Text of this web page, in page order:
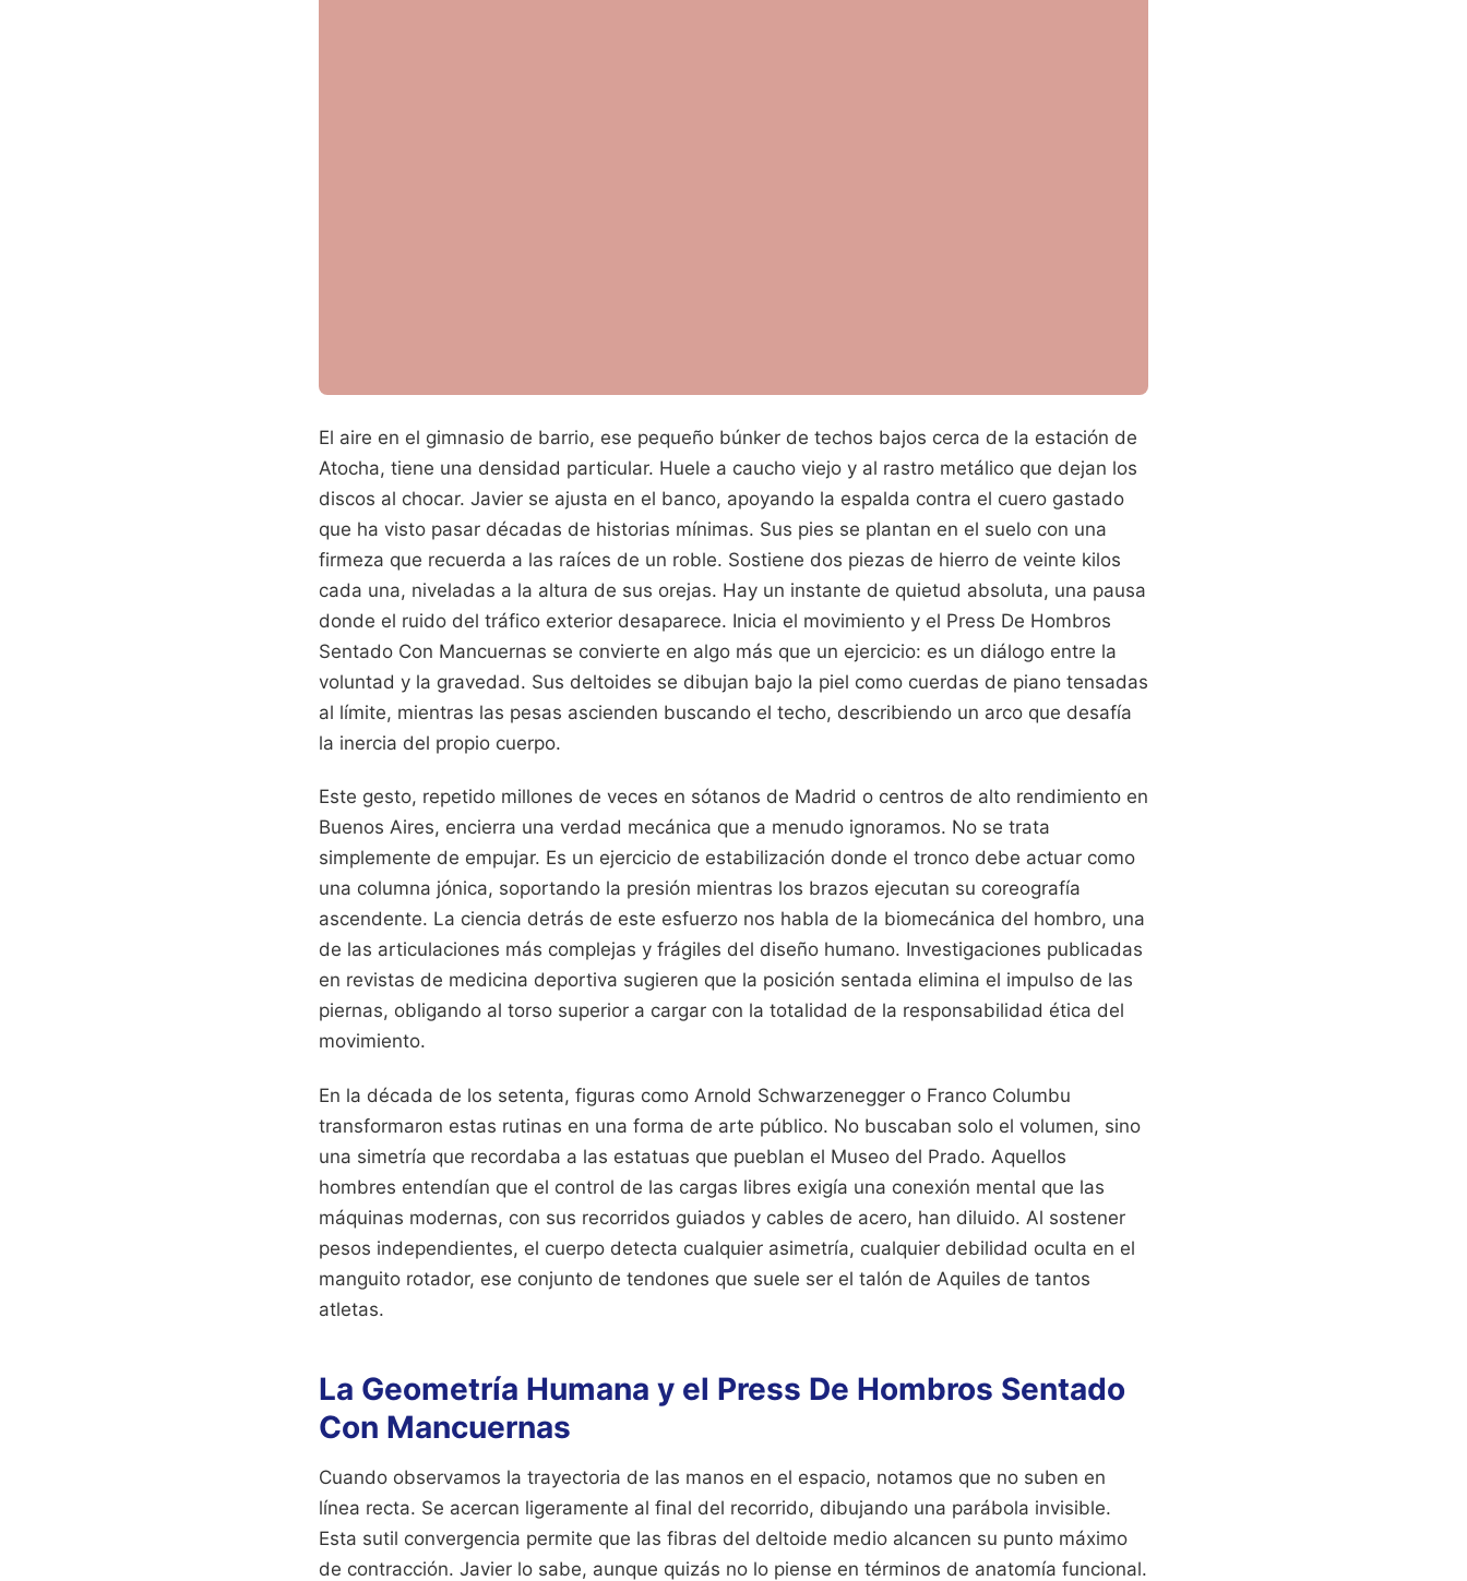
El aire en el gimnasio de barrio, ese pequeño búnker de techos bajos cerca de la estación de
Atocha, tiene una densidad particular. Huele a caucho viejo y al rastro metálico que dejan los
discos al chocar. Javier se ajusta en el banco, apoyando la espalda contra el cuero gastado
que ha visto pasar décadas de historias mínimas. Sus pies se plantan en el suelo con una
firmeza que recuerda a las raíces de un roble. Sostiene dos piezas de hierro de veinte kilos
cada una, niveladas a la altura de sus orejas. Hay un instante de quietud absoluta, una pausa
donde el ruido del tráfico exterior desaparece. Inicia el movimiento y el Press De Hombros
Sentado Con Mancuernas se convierte en algo más que un ejercicio: es un diálogo entre la
voluntad y la gravedad. Sus deltoides se dibujan bajo la piel como cuerdas de piano tensadas
al límite, mientras las pesas ascienden buscando el techo, describiendo un arco que desafía
la inercia del propio cuerpo.
Este gesto, repetido millones de veces en sótanos de Madrid o centros de alto rendimiento en
Buenos Aires, encierra una verdad mecánica que a menudo ignoramos. No se trata
simplemente de empujar. Es un ejercicio de estabilización donde el tronco debe actuar como
una columna jónica, soportando la presión mientras los brazos ejecutan su coreografía
ascendente. La ciencia detrás de este esfuerzo nos habla de la biomecánica del hombro, una
de las articulaciones más complejas y frágiles del diseño humano. Investigaciones publicadas
en revistas de medicina deportiva sugieren que la posición sentada elimina el impulso de las
piernas, obligando al torso superior a cargar con la totalidad de la responsabilidad ética del
movimiento.
En la década de los setenta, figuras como Arnold Schwarzenegger o Franco Columbu
transformaron estas rutinas en una forma de arte público. No buscaban solo el volumen, sino
una simetría que recordaba a las estatuas que pueblan el Museo del Prado. Aquellos
hombres entendían que el control de las cargas libres exigía una conexión mental que las
máquinas modernas, con sus recorridos guiados y cables de acero, han diluido. Al sostener
pesos independientes, el cuerpo detecta cualquier asimetría, cualquier debilidad oculta en el
manguito rotador, ese conjunto de tendones que suele ser el talón de Aquiles de tantos
atletas.
La Geometría Humana y el Press De Hombros Sentado
Con Mancuernas
Cuando observamos la trayectoria de las manos en el espacio, notamos que no suben en
línea recta. Se acercan ligeramente al final del recorrido, dibujando una parábola invisible.
Esta sutil convergencia permite que las fibras del deltoide medio alcancen su punto máximo
de contracción. Javier lo sabe, aunque quizás no lo piense en términos de anatomía funcional.